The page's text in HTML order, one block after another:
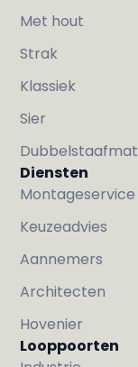
Met hout
Strak
Klassiek
Sier
Dubbelstaafmat
Diensten
Montageservice
Keuzeadvies
Aannemers
Architecten
Hovenier
Looppoorten